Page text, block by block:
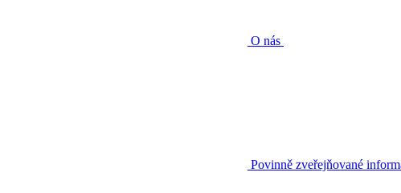
O nás
Povinně zveřejňované